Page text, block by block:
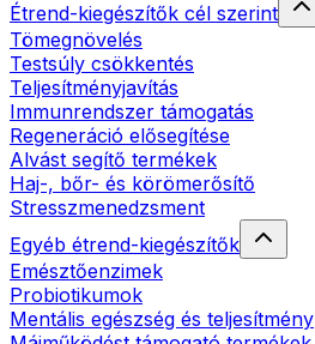
Étrend-kiegészítők cél szerint
Tömegnövelés
Testsúly csökkentés
Teljesítményjavítás
Immunrendszer támogatás
Regeneráció elősegítése
Alvást segítő termékek
Haj-, bőr- és körömerősítő
Stresszmenedzsment
Egyéb étrend-kiegészítők
Emésztőenzimek
Probiotikumok
Mentális egészség és teljesítmény